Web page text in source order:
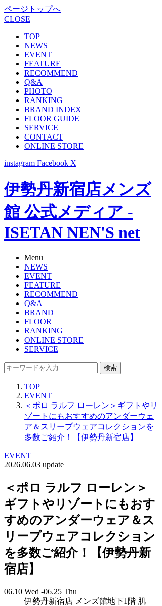
ページトップへ
CLOSE
TOP
NEWS
EVENT
FEATURE
RECOMMEND
Q&A
PHOTO
RANKING
BRAND INDEX
FLOOR GUIDE
SERVICE
CONTACT
ONLINE STORE
instagram Facebook X
伊勢丹新宿店メンズ
館 公式メディア -
ISETAN NEN'S net
Menu
NEWS
EVENT
FEATURE
RECOMMEND
Q&A
BRAND
FLOOR
RANKING
ONLINE STORE
SERVICE
検索
TOP
EVENT
＜ポロ ラルフ ローレン＞ギフトやリ
ゾートにもおすすめのアンダーウェ
ア＆スリープウェアコレクションを
多数ご紹介！【伊勢丹新宿店】
EVENT
2026.06.03 update
＜ポロ ラルフ ローレン＞
ギフトやリゾートにもおす
すめのアンダーウェア＆ス
リープウェアコレクション
を多数ご紹介！【伊勢丹新
宿店】
06.10 Wed -06.25 Thu
伊勢丹新宿店 メンズ館地下1階 肌